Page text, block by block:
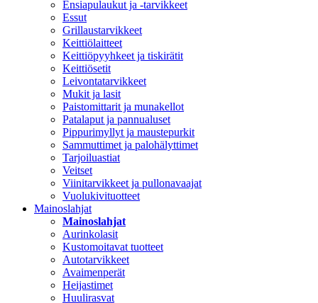
Ensiapulaukut ja -tarvikkeet
Essut
Grillaustarvikkeet
Keittiölaitteet
Keittiöpyyhkeet ja tiskirätit
Keittiösetit
Leivontatarvikkeet
Mukit ja lasit
Paistomittarit ja munakellot
Patalaput ja pannualuset
Pippurimyllyt ja maustepurkit
Sammuttimet ja palohälyttimet
Tarjoiluastiat
Veitset
Viinitarvikkeet ja pullonavaajat
Vuolukivituotteet
Mainoslahjat
Mainoslahjat
Aurinkolasit
Kustomoitavat tuotteet
Autotarvikkeet
Avaimenperät
Heijastimet
Huulirasvat